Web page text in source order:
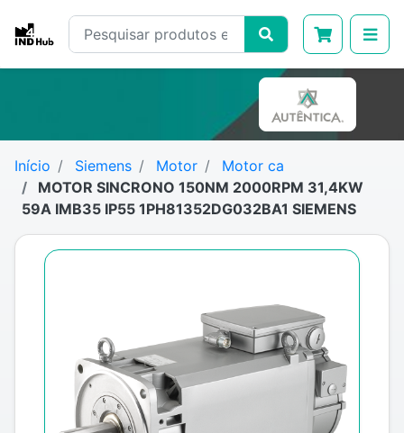
Início Siemens Motor
Motor ca
MOTOR SINCRONO 150NM 2000RPM 31,4KW
59A IMB35 IP55 1PH81352DG032BA1 SIEMENS